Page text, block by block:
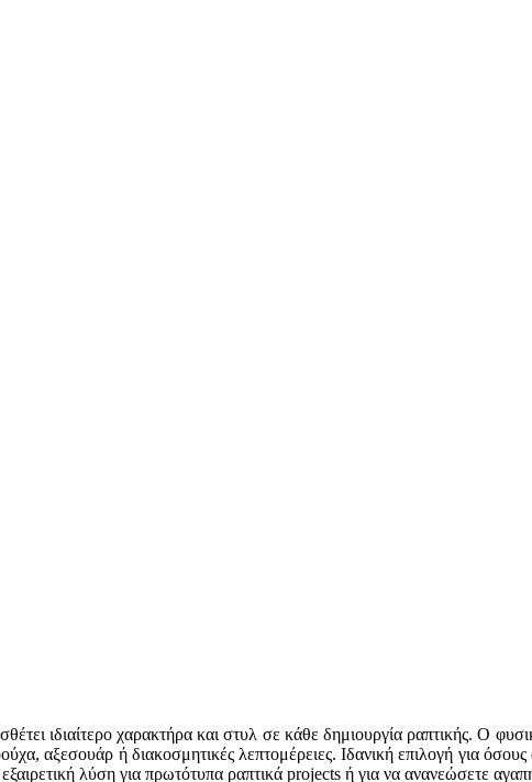
ιδιαίτερο χαρακτήρα και στυλ σε κάθε δημιουργία ραπτικής. Ο
αξεσουάρ ή διακοσμητικές λεπτομέρειες. Ιδανική επιλογή για όσους
λύση για πρωτότυπα ραπτικά projects ή για να ανανεώσετε